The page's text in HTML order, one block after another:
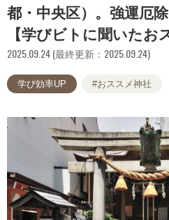
都・中央区）。強運厄
【学びビトに聞いたお
2025.09.24 (最終更新：2025.09.24)
学び効率UP #おススメ神社